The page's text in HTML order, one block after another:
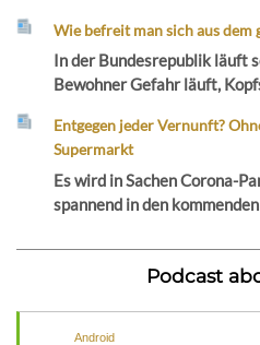
Wie befreit man sich aus dem
In der Bundesrepublik läuft
Bewohner Gefahr läuft,
Entgegen jeder Vernunft?
Supermarkt
Es wird in Sachen Corona-
spannend in den
Podcast
Android